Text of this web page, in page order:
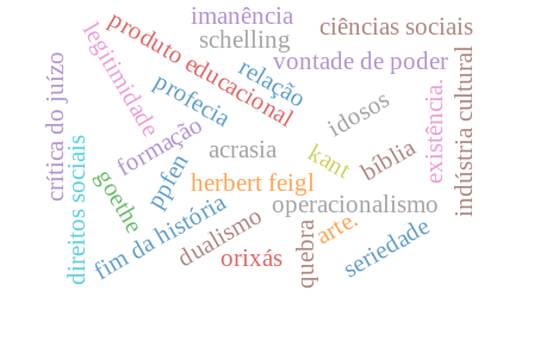
kant
herbert feigl bíblia
profecia
produto educacional
relaçãovontade de poder
acrasia
formação indústria cultural
operacionalismo
fim da história
idosos
direitos sociais arte.
schelling
existência.
legitimidade
goethe dualismo
crítica do juízo
ciências sociais
imanência
seriedade
quebra
ppfen
orixás